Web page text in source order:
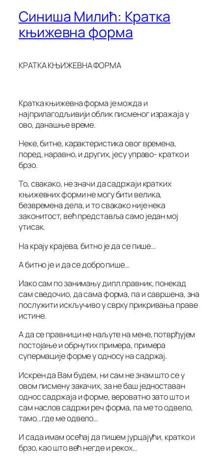
Синиша Милић: Кратка
књижевна форма
КРАТКА КЊИЖЕВНА ФОРМА
Кратка књижевна форма је можда и
најприлагодљивији облик писменог изражаја у
ово, данашње време.
Неке, битне, карактеристика овог времена,
поред, наравно, и других, јесу управо- кратко и
брзо.
То, свакако, не значи да садржаји кратких
књижевних форми не могу бити велика,
безвремена дела, и то свакако није нека
законитост, већ представља само један мој
утисак.
На крају крајева, битно је да се пише…
А битно је и да се добро пише…
Иако сам по занимању дипл.правник, понекад
сам сведочио, да сама форма, па и савршена, зна
послужити искључиво у сврху прикривања праве
истине.
А да се правници не наљуте на мене, потврђујем
постојање и обрнутих примера, примера
супермације форме у односу на садржај.
Искрен да Вам будем, ни сам не знам што се у
овом писмену закачих, за не баш једноставан
однос садржаја и форме, вероватно зато што и
сам наслов садржи реч форма, па ме то одвело,
тамо…где ме одвело…
И сада имам осећај да пишем јурцајући, кратко и
брзо, као што већ негде и рекох…